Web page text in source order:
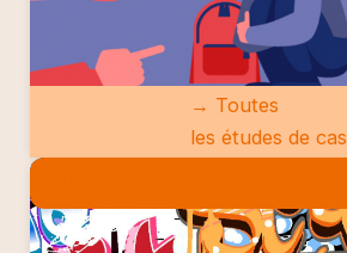
→ Toutes
les études de cas